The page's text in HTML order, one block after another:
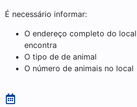
É necessário informar:
O endereço completo do
encontra
O tipo de de animal
O número de animais no local